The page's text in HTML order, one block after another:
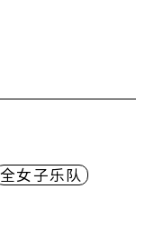
全女子乐队